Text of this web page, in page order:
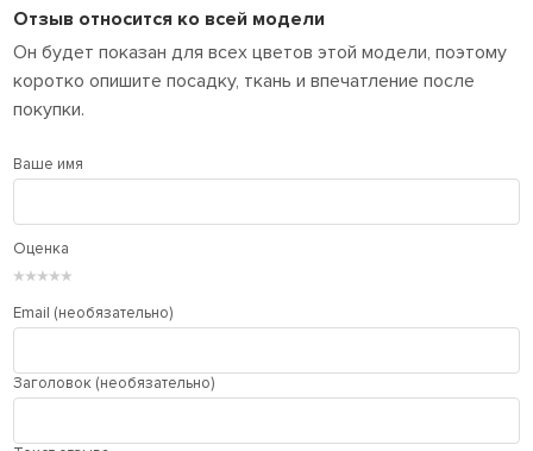
Отзыв относится ко всей модели
Он будет показан для всех цветов этой модели, поэтому
коротко опишите посадку, ткань и впечатление после
покупки.
Ваше имя
Оценка
★
★
★
★
★
Email (необязательно)
Заголовок (необязательно)